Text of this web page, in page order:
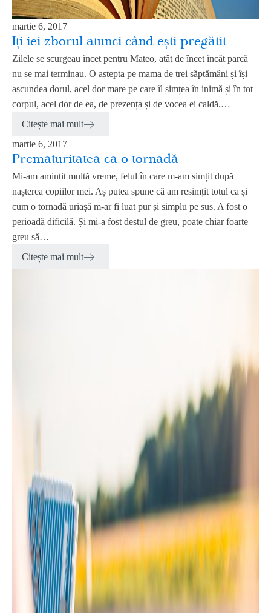
martie 6, 2017
Iți iei zborul atunci când ești pregătit
Zilele se scurgeau încet pentru Mateo, atât de încet încât parcă
nu se mai terminau. O aștepta pe mama de trei săptămâni și își
ascundea dorul, acel dor mare pe care îl simțea în inimă și în tot
corpul, acel dor de ea, de prezența și de vocea ei caldă.…
Citește mai mult
martie 6, 2017
Prematuritatea ca o tornadă
Mi-am amintit multă vreme, felul în care m-am simțit după
nașterea copiilor mei. Aș putea spune că am resimțit totul ca și
cum o tornadă uriașă m-ar fi luat pur și simplu pe sus. A fost o
perioadă dificilă. Și mi-a fost destul de greu, poate chiar foarte
greu să…
Citește mai mult